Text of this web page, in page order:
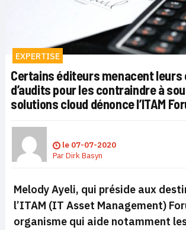
EXPERTISE
Certains éditeurs menacent leurs
d’audits pour les contraindre à
solutions cloud dénonce l’ITAM
le 07-07-2020
ParDirk Basyn
Melody Ayeli, qui préside aux
l’ITAM (IT Asset Management)
organisme qui aide notamment